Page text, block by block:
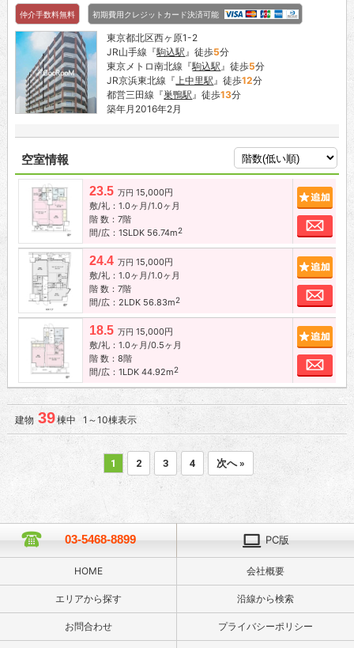
仲介手数料無料 初期費用クレジットカード決済可能
東京都北区西ヶ原1-2
JR山手線『駒込駅』徒歩5分
東京メトロ南北線『駒込駅』徒歩5分
JR京浜東北線『上中里駅』徒歩12分
都営三田線『巣鴨駅』徒歩13分
築年月2016年2月
空室情報
23.5 万円 15,000円
敷/礼：1.0ヶ月/1.0ヶ月
階 数：7階
間/広：1SLDK 56.74m2
お
24.4 万円 15,000円
敷/礼：1.0ヶ月/1.0ヶ月
階 数：7階
間/広：2LDK 56.83m2
お
18.5 万円 15,000円
敷/礼：1.0ヶ月/0.5ヶ月
階 数：8階
間/広：1LDK 44.92m2
お
建物 39棟中 1～10棟表示
1 2 3 4 次へ »
03-5468-8899 PC版
HOME 会社概要
エリアから探す 沿線から検索
お問合わせ プライバシーポリシー